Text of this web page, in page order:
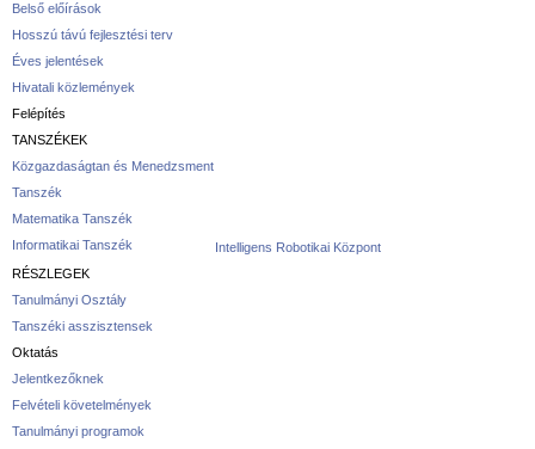
Belső előírások
Hosszú távú fejlesztési terv
Éves jelentések
Hivatali közlemények
Felépítés
TANSZÉKEK
Közgazdaságtan és Menedzsment
Tanszék
Matematika Tanszék
Informatikai Tanszék
Intelligens Robotikai Központ
RÉSZLEGEK
Tanulmányi Osztály
Tanszéki asszisztensek
Oktatás
Jelentkezőknek
Felvételi követelmények
Tanulmányi programok